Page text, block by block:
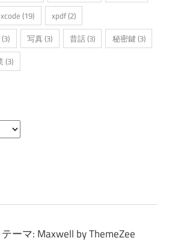
xcode (19) xpdf(2)
(3) 写真(3) 昔話(3) 秘密鍵 (3)
(3)
ーマ: Maxwell by ThemeZee